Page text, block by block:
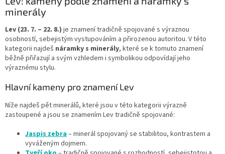
p
r
v
k
ý
i
s
á
í
minerály
Lev (23. 7. – 22. 8.) je znamení tradičně spojované s výraznou
osobností, sebejistým vystupováním a přirozenou autoritou. V této
kategorii najdeš náramky s minerály, které se k tomuto znamení
běžně přiřazují a svým vzhledem i symbolikou odpovídají jeho
výraznému stylu.
Hlavní kameny pro znamení Lev
Níže najdeš pět minerálů, které jsou v této kategorii výrazně
zastoupené a jsou se znamením Lev tradičně spojované:
Jaspis zebra– minerál spojovaný se stabilitou, kontrastem a
vyváženým dojmem.